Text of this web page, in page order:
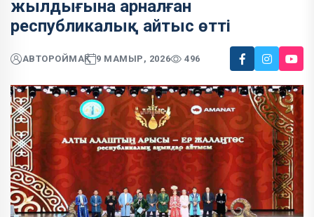
жылдығына арналған
республикалық айтыс өтті
АВТОРОЙМАҚ 9 МАМЫР, 2026 496